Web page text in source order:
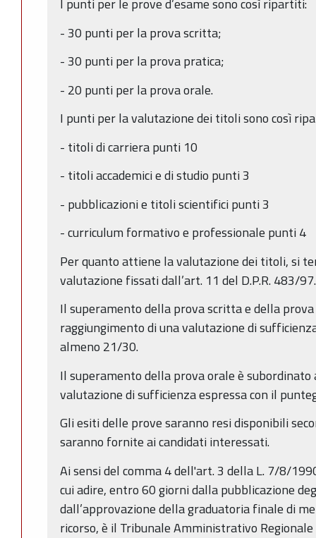
I punti per le prove d’esame sono così ripartiti:
- 30 punti per la prova scritta;
- 30 punti per la prova pratica;
- 20 punti per la prova orale.
I punti per la valutazione dei titoli sono così
- titoli di carriera punti 10
- titoli accademici e di studio punti 3
- pubblicazioni e titoli scientifici punti 3
- curriculum formativo e professionale punti 4
Per quanto attiene la valutazione dei titoli, si
valutazione fissati dall’art. 11 del D.P.R. 483/97.
Il superamento della prova scritta e della
raggiungimento di una valutazione di
almeno 21/30.
Il superamento della prova orale è
valutazione di sufficienza espressa con il
Gli esiti delle prove saranno resi disponibili
saranno fornite ai candidati interessati.
Ai sensi del comma 4 dell'art. 3 della L. 7/8/
cui adire, entro 60 giorni dalla pubblicazione
dall’approvazione della graduatoria finale di
ricorso, è il Tribunale Amministrativo Regionale